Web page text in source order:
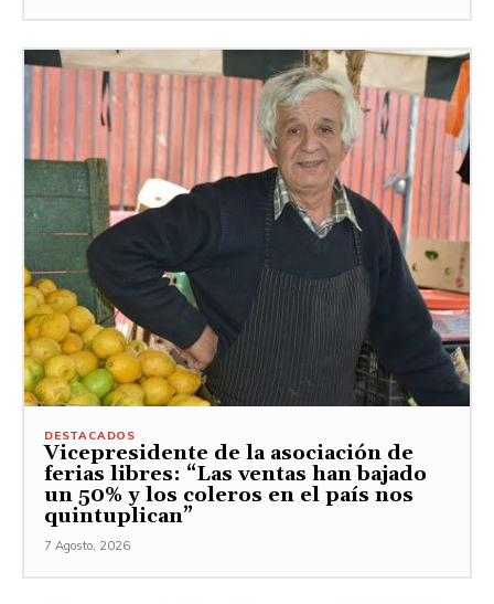
DESTACADOS
Vicepresidente de la asociación de
ferias libres: “Las ventas han bajado
un 50% y los coleros en el país nos
quintuplican”
7 Agosto, 2026